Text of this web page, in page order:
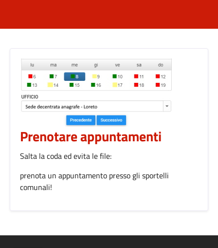
Prenotare appuntamenti
Salta la coda ed evita le file:
prenota un appuntamento presso gli sportelli
comunali!